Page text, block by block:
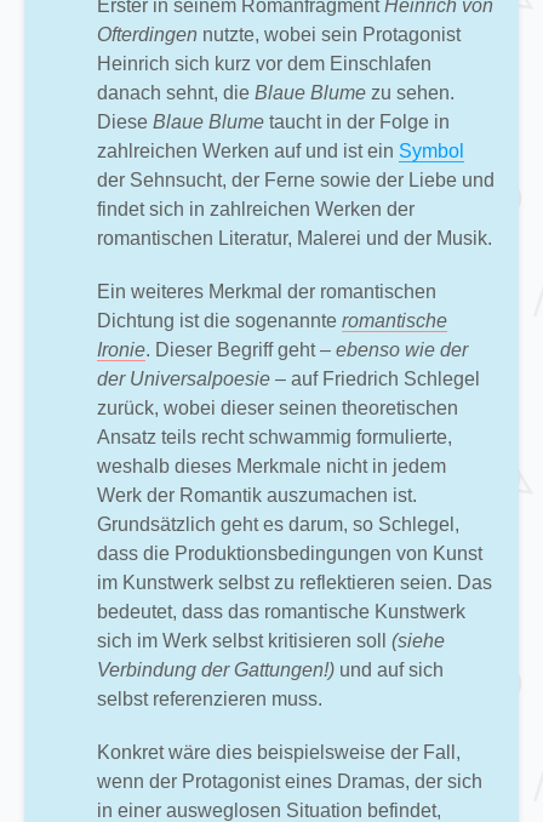
Erster in seinem RomanfragmentHeinrich von
Ofterdingen nutzte, wobei sein Protagonist
Heinrich sich kurz vor dem Einschlafen
danach sehnt, die Blaue Blume zu sehen.
Diese Blaue Blume taucht in der Folge in
zahlreichen Werken auf und ist ein Symbol
der Sehnsucht, der Ferne sowie der Liebe und
findet sich in zahlreichen Werken der
romantischen Literatur, Malerei und der Musik.
Ein weiteres Merkmal der romantischen
Dichtung ist die sogenannte romantische
Ironie. Dieser Begriff geht– ebenso wie der
der Universalpoesie – auf Friedrich Schlegel
zurück, wobei dieser seinen theoretischen
Ansatz teils recht schwammig formulierte,
weshalb dieses Merkmale nicht in jedem
Werk der Romantik auszumachen ist.
Grundsätzlich geht es darum, so Schlegel,
dass die Produktionsbedingungen von Kunst
im Kunstwerk selbst zu reflektieren seien. Das
bedeutet, dass das romantische Kunstwerk
sich im Werk selbst kritisieren soll (siehe
Verbindung der Gattungen!) und auf sich
selbst referenzieren muss.
Konkret wäre dies beispielsweise der Fall,
wenn der Protagonist eines Dramas, der sich
in einer ausweglosen Situation befindet,